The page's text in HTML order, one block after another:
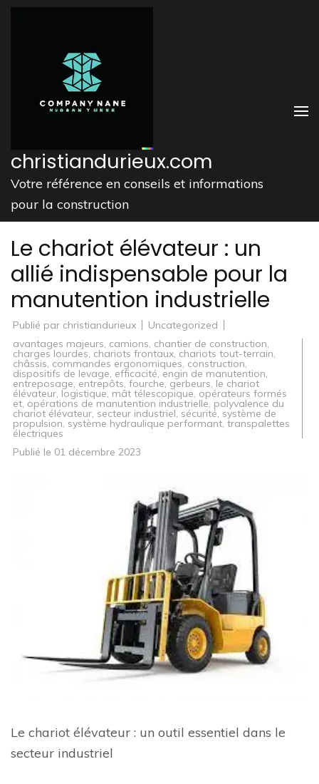
Aller
christiandurieux.com
Votre référence en conseils et informations
pour la construction
Le chariot élévateur : un
allié indispensable pour la
manutention industrielle
Publié par christiandurieux
Uncategorized
avantages majeurs, camions, chantier de construction,
charges lourdes, chariots frontaux, chariots tout-terrain,
châssis, commandes ergonomiques, construction,
dispositifs de levage, efficacité, engin de manutention,
entreposage, entrepôts, fourche, gerbeurs, le chariot
élévateur, logistique, mât télescopique, opérateurs formés
et, opérations de manutention industrielle, polyvalence du
chariot élévateur, secteur industriel, sécurité, système de
propulsion, système hydraulique performant, transpalettes
électriques
Publié le 01 décembre 2023
Le chariot élévateur : un outil essentiel dans le
secteur industriel